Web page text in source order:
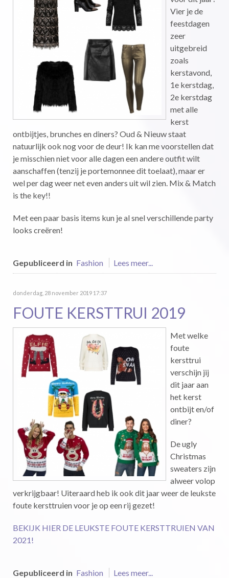
Vier je de
feestdagen
zeer
uitgebreid
zoals
kerstavond,
1e kerstdag,
2e kerstdag
met alle
kerst
ontbijtjes, brunches en diners? Oud & Nieuw staat
natuurlijk ook nog voor de deur! Ik kan me voorstellen dat
je misschien niet voor alle dagen een andere outfit wilt
aanschaffen (tenzij je portemonnee dit toelaat), maar er
wel per dag weer net even anders uit wil zien. Mix & Match
is the key!!
Met een paar basis items kun je al snel verschillende party
looks creëren!
Gepubliceerd in Fashion Lees meer...
donderdag, 28 november 2019 17:37
FOUTE KERSTTRUI 2019
Met welke
foute
kersttrui
verschijn jij
dit jaar aan
het kerst
ontbijt en/of
diner?
De ugly
Christmas
sweaters zijn
alweer volop
verkrijgbaar! Uiteraard heb ik ook dit jaar weer de leukste
foute kersttruien voor je op een rij gezet!
BEKIJK HIER DE LEUKSTE FOUTE KERSTTRUIEN VAN
2021!
Gepubliceerd in Fashion Lees meer...